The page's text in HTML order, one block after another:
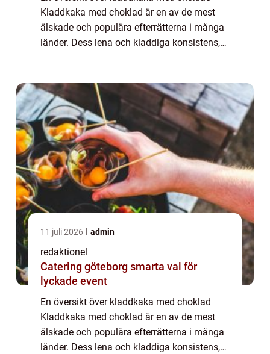
Kladdkaka med choklad är en av de mest
älskade och populära efterrätterna i många
länder. Dess lena och kladdiga konsistens,
många...
11 juli 2026 admin
redaktionel
Catering göteborg smarta val för
lyckade event
En översikt över kladdkaka med choklad
Kladdkaka med choklad är en av de mest
älskade och populära efterrätterna i många
länder. Dess lena och kladdiga konsistens,